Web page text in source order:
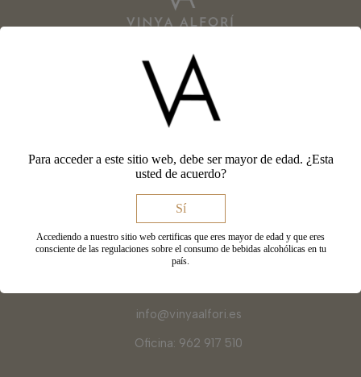
Dirección
46635 Fontanars dels Alforins
Contacto
Catas y Reservas671 354 597
info@vinyaalfori.es
Oficina: 962 917 510
Para acceder a este sitio web, debe ser mayor de edad. ¿Esta
usted de acuerdo?
Sí
Accediendo a nuestro sitio web certificas que eres mayor de edad y que eres
consciente de las regulaciones sobre el consumo de bebidas alcohólicas en tu
país.